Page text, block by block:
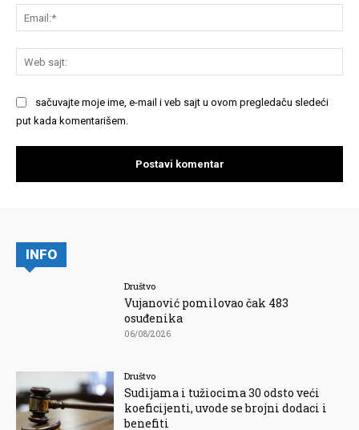
sačuvajte moje ime, e-mail i veb sajt u ovom pregledaču sledeći
put kada komentarišem.
INFO
Društvo
Vujanović pomilovao čak 483
osuđenika
06/08/2026
Društvo
Sudijama i tužiocima 30 odsto veći
koeficijenti, uvode se brojni dodaci i
benefiti